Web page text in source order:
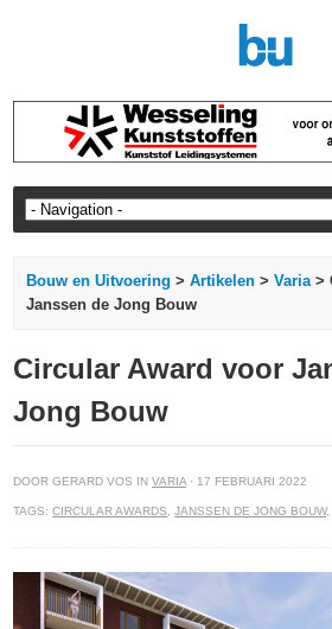
Bouw en Uitvoering >Artikelen >Varia>
Janssen de Jong Bouw
Circular Award voor
Jong Bouw
DOOR GERARD VOS INVARIA· 17 FEBRUARI 2022
TAGS:CIRCULAR AWARDS,JANSSEN DE JONG BOUW,